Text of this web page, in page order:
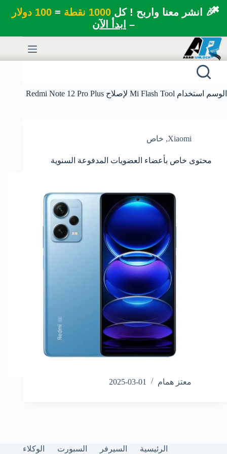
🎉 انشر معنا واربح ! كل1000 نقطة =100 دولار
– ابدأ الآن
✖
التجاوز
إلى
المحتوى
الوسم استخدام Mi Flash Tool لإصلاح Redmi Note 12 Pro Plus
Xiaomi
, خاص
محتوى خاص بأعضاء العضويات المدفوعة السنوية
معتز همام 2025-03-01
الرئيسية السيرفر السبورت الوكلاء